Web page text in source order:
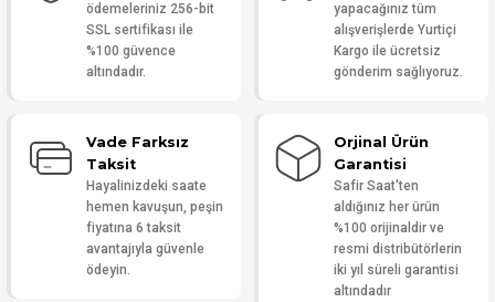
ödemeleriniz 256-bit
SSL sertifikası ile
%100 güvence
altındadır.
yapacağınız tüm
alışverişlerde Yurtiçi
Kargo ile ücretsiz
gönderim sağlıyoruz.
Vade Farksız
Taksit
Hayalinizdeki saate
hemen kavuşun, peşin
fiyatına 6 taksit
avantajıyla güvenle
ödeyin.
Orjinal Ürün
Garantisi
Safir Saat'ten
aldığınız her ürün
%100 orijinaldir ve
resmi distribütörlerin
iki yıl süreli garantisi
altındadır